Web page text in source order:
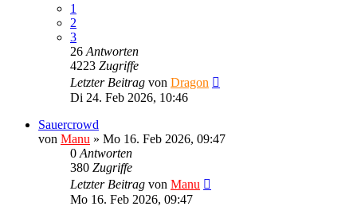
1
2
3
26 Antworten
4223 Zugriffe
Letzter Beitrag von Dragon
Di 24. Feb 2026, 10:46
Sauercrowd
von Manu » Mo 16. Feb 2026, 09:47
0 Antworten
380 Zugriffe
Letzter Beitrag von Manu
Mo 16. Feb 2026, 09:47